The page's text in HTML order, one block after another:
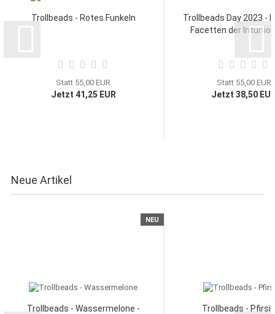
Trollbeads - Rotes Funkeln
Statt 55,00 EUR
Jetzt 41,25 EUR
Trollbeads Day 2023 -
Facetten der
Statt 55,00 EUR
Jetzt 38,50
Neue Artikel
NEU
Trollbeads - Wassermelone -
Trollbeads -